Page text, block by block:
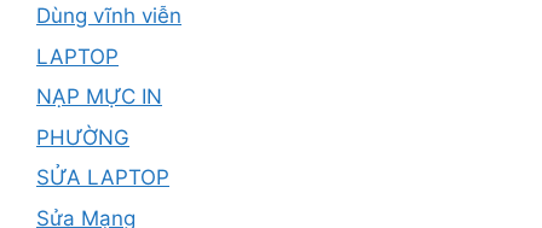
Dùng vĩnh viễn
LAPTOP
NẠP MỰC IN
PHƯỜNG
SỬA LAPTOP
Sửa Mạng